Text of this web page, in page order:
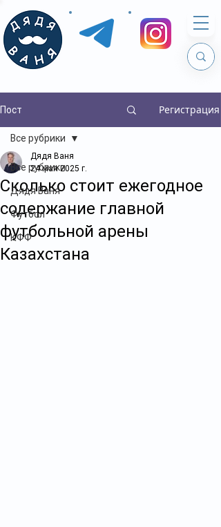
Пост Регистрация
Все рубрики
Дядя Ваня
Футбол
КФФ
Все рубрики
Сколько стоит ежегодное
содержание главной
футбольной арены
Казахстана
Дядя Ваня
24 мая 2025 г.